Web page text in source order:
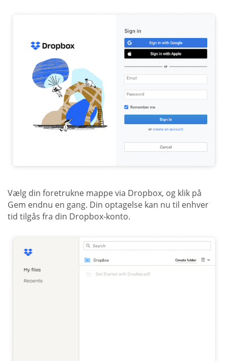
Vælg din foretrukne mappe via Dropbox, og klik på
Gem endnu en gang. Din optagelse kan nu til enhver
tid tilgås fra din Dropbox-konto.